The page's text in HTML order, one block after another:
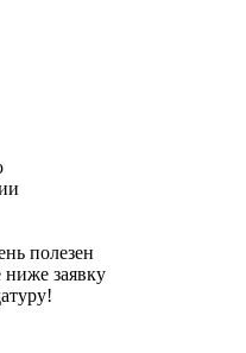
полезен
ниже заявку